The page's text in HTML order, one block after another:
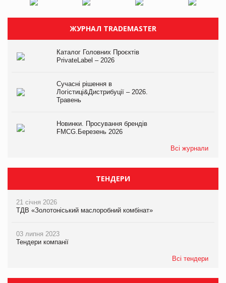
ЖУРНАЛ TRADEMASTER
Каталог Головних Проєктів
PrivateLabel – 2026
Сучасні рішення в
Логістиці&Дистрибуції – 2026.
Травень
Новинки. Просування брендів
FMCG.Березень 2026
Всі журнали
ТЕНДЕРИ
21 січня 2026
ТДВ «Золотоніський маслоробний комбінат»
03 липня 2023
Тендери компанії
Всі тендери